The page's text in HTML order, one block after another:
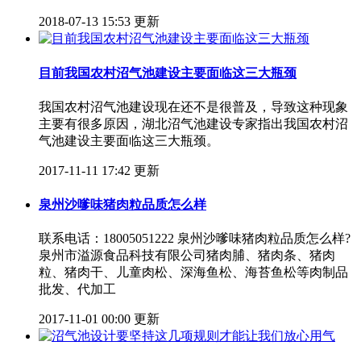
2018-07-13 15:53 更新
目前我国农村沼气池建设主要面临这三大瓶颈
我国农村沼气池建设现在还不是很普及，导致这种现象
主要有很多原因，湖北沼气池建设专家指出我国农村沼
气池建设主要面临这三大瓶颈。
2017-11-11 17:42 更新
泉州沙嗲味猪肉粒品质怎么样
联系电话：18005051222 泉州沙嗲味猪肉粒品质怎么样?
泉州市溢源食品科技有限公司猪肉脯、猪肉条、猪肉
粒、猪肉干、儿童肉松、深海鱼松、海苔鱼松等肉制品
批发、代加工
2017-11-01 00:00 更新